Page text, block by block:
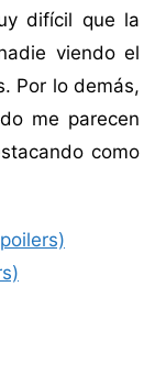
difícil que la
viendo el
Por lo demás,
me parecen
como